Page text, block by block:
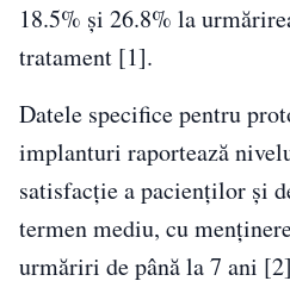
18.5% și 26.8% la
tratament [1].
Datele specifice pentru
implanturi raportează
satisfacție a pacienților și
termen mediu, cu
urmăriri de până la 7 ani